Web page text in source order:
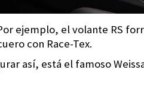
ejemplo, el volante RS
con Race-Tex.
así, está el famoso